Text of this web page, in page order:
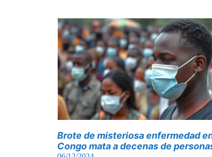
Brote de misteriosa enfermedad
Congo mata a decenas de